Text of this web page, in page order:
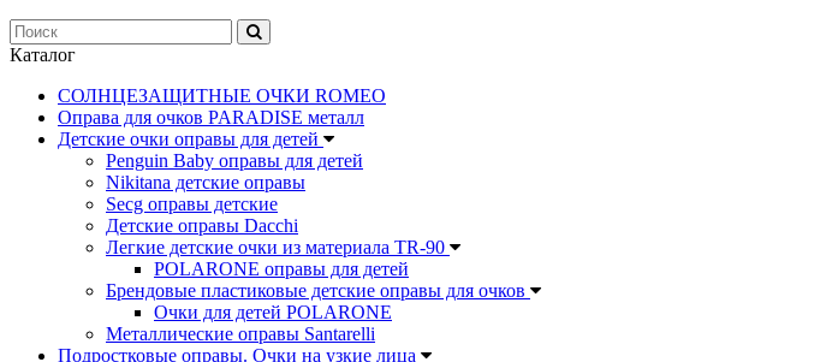
Каталог
СОЛНЦЕЗАЩИТНЫЕ ОЧКИ ROMEO
Оправа для очков PARADISE металл
Детские очки оправы для детей
Penguin Baby оправы для детей
Nikitana детские оправы
Secg оправы детские
Детские оправы Dacchi
Легкие детские очки из материала TR-90
POLARONE оправы для детей
Брендовые пластиковые детские оправы для очков
Очки для детей POLARONE
Металлические оправы Santarelli
Подростковые оправы. Очки на узкие лица